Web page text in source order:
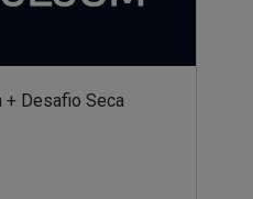
+ Desafio Seca